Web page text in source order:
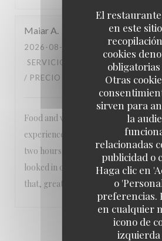
El
en este
cookies
Otras
sirven para
la
relacionadas
publicidad o
Haga clic en
o
preferencias.
en cualquier
icono de
izquierda
MaiarA
2026-08-01
- 19:30 -
SERVICIO
AMBIENTE : /5
/ PRECIO
Food and waiters were great. It
experience to tell the guests they
two hours. And when we wanted to
looked in our direction for a good 30
that, great ambiance and the rest
2 3